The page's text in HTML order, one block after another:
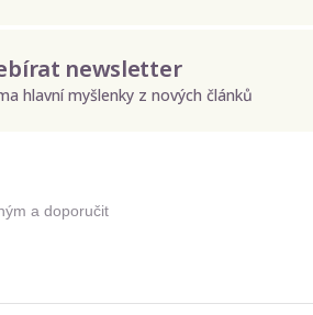
newsletter
hlavní myšlenky z nových článků
a doporučit